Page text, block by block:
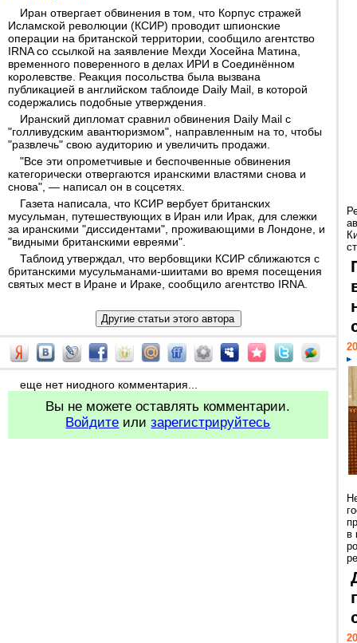
Иран отвергает обвинения в том, что Корпус стражей
Исламской революции (КСИР) проводит шпионские
операции на британской территории, сообщило агентство
IRNA со ссылкой на заявление Мехди Хосейна Матина,
временного поверенного в делах ИРИ в Соединённом
королевстве. Реакция посольства была вызвана
публикацией в английском таблоиде Daily Mail, в которой
содержались подобные утверждения.
Иранский дипломат сравнил обвинения Daily Mail с
"голливудским авантюризмом", направленным на то, чтобы
"развлечь" свою аудиторию и увеличить продажи.
"Все эти опрометчивые и беспочвенные обвинения
категорически отвергаются иранскими властями снова и
снова", — написал он в соцсетях.
Газета написала, что КСИР вербует британских
мусульман, путешествующих в Иран или Ирак, для слежки
за иранскими "диссидентами", проживающими в Лондоне, и
"видными британскими евреями".
Таблоид утверждал, что вербовщики КСИР сближаются с
британскими мусульманами-шиитами во время посещения
святых мест в Иране и Ираке, сообщило агентство IRNA.
еще нет ниодного комментария...
Вы не можете оставлять комментарии.
Войдите илизарегистрируйтесь
в